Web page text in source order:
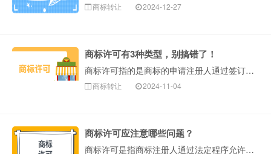
商标转让 2024-12-27
商标许可有3种类型，别搞错了！
商标许可指的是商标的申请注册人通过签订有偿的协议，将自己的商标允许他人在合法的情况下进行使用。 在商业活动中，经常会用到商标许可，比如品牌加盟等情况。···
商标转让 2024-11-04
商标许可应注意哪些问题？
商标许可是指商标注册人通过法定程序允许他人使用其注册商标的行为。商标权人许可他人使用自己的注册商标，往往通过与被许可人签署商标许可协议，授权给被许可人···